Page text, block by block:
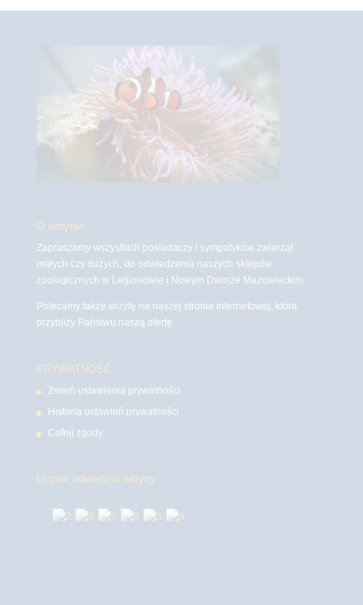
O witrynie
Zapraszamy wszystkich posiadaczy i sympatyków zwierząt
małych czy dużych, do odwiedzenia naszych sklepów
zoologicznych w Legionowie i Nowym Dworze Mazowieckim
Polecamy także wizytę na naszej stronie internetowej, która
przybliży Państwu naszą ofertę.
PRYWATNOŚĆ
Zmień ustawienia prywatności
Historia ustawień prywatności
Cofnij zgody
Licznik odwiedzin witryny